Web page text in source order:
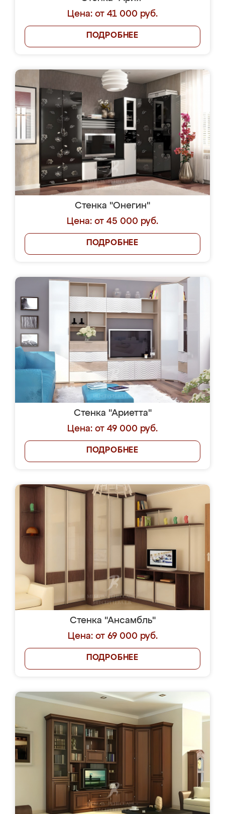
Цена: от 41 000 руб.
ПОДРОБНЕЕ
Стенка "Онегин"
Цена: от 45 000 руб.
ПОДРОБНЕЕ
Стенка "Ариетта"
Цена: от 49 000 руб.
ПОДРОБНЕЕ
Стенка "Ансамбль"
Цена: от 69 000 руб.
ПОДРОБНЕЕ